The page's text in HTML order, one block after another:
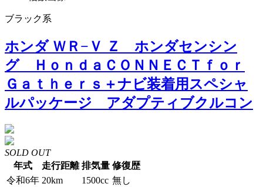
ブラック系
ホンダ ＷＲ−Ｖ Ｚ ホンダセンシン
グ ＨｏｎｄａＣＯＮＮＥＣＴｆｏｒ
Ｇａｔｈｅｒｓ＋ナビ装着用スペシャ
ルパッケージ アダプティブクルコン
SOLD OUT
年式
走行距離 排気量 修復歴
令和6年 20km 1500cc 無し